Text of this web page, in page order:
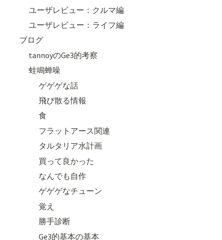
ユーザレビュー：クルマ編
ユーザレビュー：ライフ編
ブログ
tannoyのGe3的考察
蛙鳴蝉噪
ゲゲゲな話
飛び散る情報
食
フラットアース関連
タルタリア水計画
買って良かった
なんでも自作
ゲゲゲなチューン
覚え
勝手診断
Ge3的基本の基本